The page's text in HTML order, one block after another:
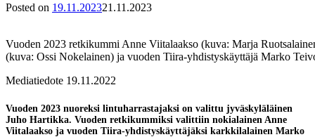
Posted on 19.11.202321.11.2023
Vuoden 2023 retkikummi Anne Viitalaakso (kuva: Marja
(kuva: Ossi Nokelainen) ja vuoden Tiira-yhdistyskäyttäjä Marko
Mediatiedote 19.11.2022
Vuoden 2023 nuoreksi lintuharrastajaksi on valittu jyväskyläläinen
Juho Hartikka. Vuoden retkikummiksi valittiin nokialainen Anne
Viitalaakso ja vuoden Tiira-yhdistyskäyttäjäksi karkkilalainen Marko